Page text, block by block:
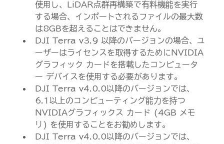
使用し、LiDAR点群再構築で有料機能を実行
する場合、インポートされるファイルの最大数
は8GBを超えることはできません。
DJI Terra v3.9 以降のバージョンの場合、ユ
ーザーはライセンスを取得するためにNVIDIA
グラフィック カードを搭載したコンピュータ
ー デバイスを使用する必要があります。
DJI Terra v4.0.0以降のバージョンでは、
6.1以上のコンピューティング能力を持つ
NVIDIAグラフィックス カード (4GB メモ
リ) を使用することをお勧めします。
DJI Terra v4.0.0以降のバージョンでは、